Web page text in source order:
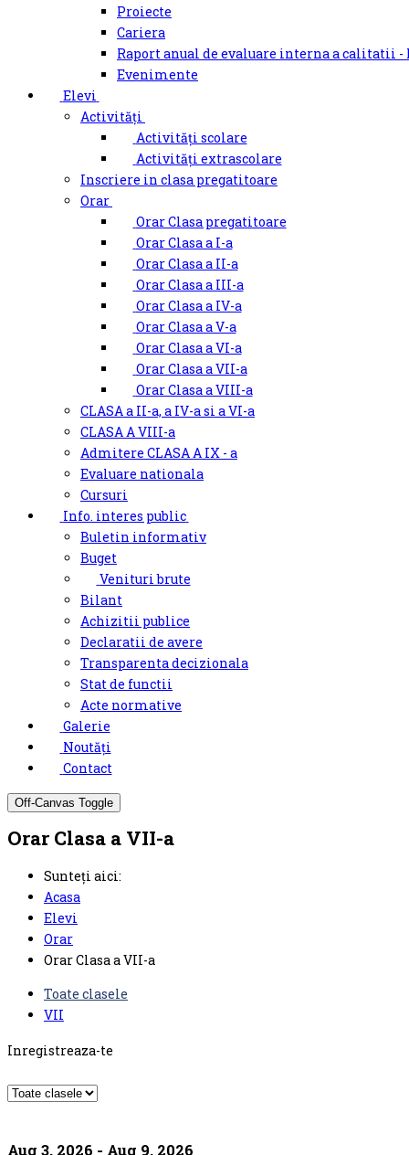
Proiecte
Cariera
Raport anual de evaluare interna a calitatii -
Evenimente
Elevi
Activități
Activități scolare
Activități extrascolare
Inscriere in clasa pregatitoare
Orar
Orar Clasa pregatitoare
Orar Clasa a I-a
Orar Clasa a II-a
Orar Clasa a III-a
Orar Clasa a IV-a
Orar Clasa a V-a
Orar Clasa a VI-a
Orar Clasa a VII-a
Orar Clasa a VIII-a
CLASA a II-a, a IV-a si a VI-a
CLASA A VIII-a
Admitere CLASA A IX - a
Evaluare nationala
Cursuri
Info. interes public
Buletin informativ
Buget
Venituri brute
Bilant
Achizitii publice
Declaratii de avere
Transparenta decizionala
Stat de functii
Acte normative
Galerie
Noutăți
Contact
Off-Canvas Toggle
Orar Clasa a VII-a
Sunteți aici:
Acasa
Elevi
Orar
Orar Clasa a VII-a
Toate clasele
VII
Inregistreaza-te
Aug 3, 2026 - Aug 9, 2026